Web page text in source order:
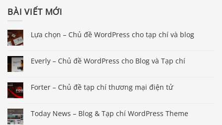
BÀI VIẾT MỚI
Lựa chọn – Chủ đề WordPress cho tạp chí và blog
Everly – Chủ đề WordPress cho Blog và Tạp chí
Forter – Chủ đề tạp chí thương mại điện tử
Today News – Blog & Tạp chí WordPress Theme